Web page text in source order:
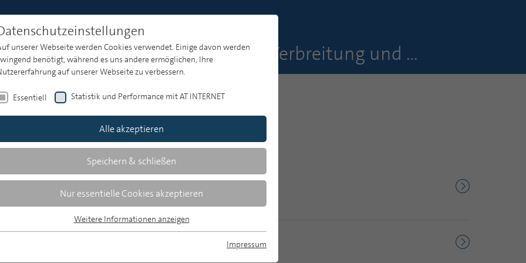
KI-generierte Antworten bei der Informationssuche: Verbreitung und Wahrnehmung
und Wahrnehmung
und Wahrnehmung
unserer Webseite werden Cookies verwendet. Einige davon werden
benötigt, während es uns andere ermöglichen, Ihre
auf unserer Webseite zu verbessern.
Essentiell Statistik und Performance mit AT INTERNET
Alle akzeptieren
Speichern & schließen
Nur essentielle Cookies akzeptieren
Essentielle Cookies werden für grundlegende Funktionen der Webseite
benötigt. Dadurch ist gewährleistet, dass die Webseite einwandfrei
Weitere Informationen anzeigen
Impressum